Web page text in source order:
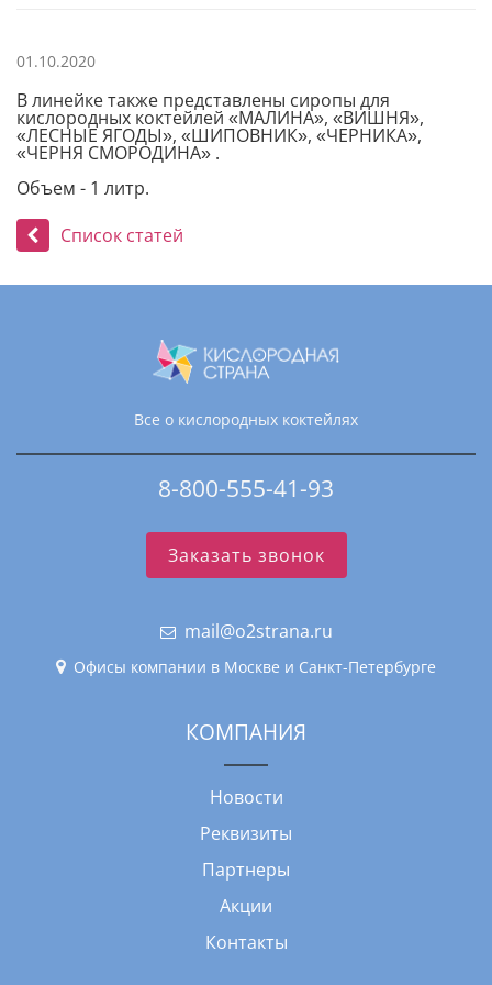
01.10.2020
В линейке также представлены сиропы для
кислородных коктейлей «МАЛИНА», «ВИШНЯ»,
«ЛЕСНЫЕ ЯГОДЫ», «ШИПОВНИК», «ЧЕРНИКА»,
«ЧЕРНЯ СМОРОДИНА» .
Объем - 1 литр.
Список статей
Все о кислородных коктейлях
8-800-555-41-93
Заказать звонок
mail@o2strana.ru
Офисы компании в Москве и Санкт-Петербурге
КОМПАНИЯ
Новости
Реквизиты
Партнеры
Акции
Контакты